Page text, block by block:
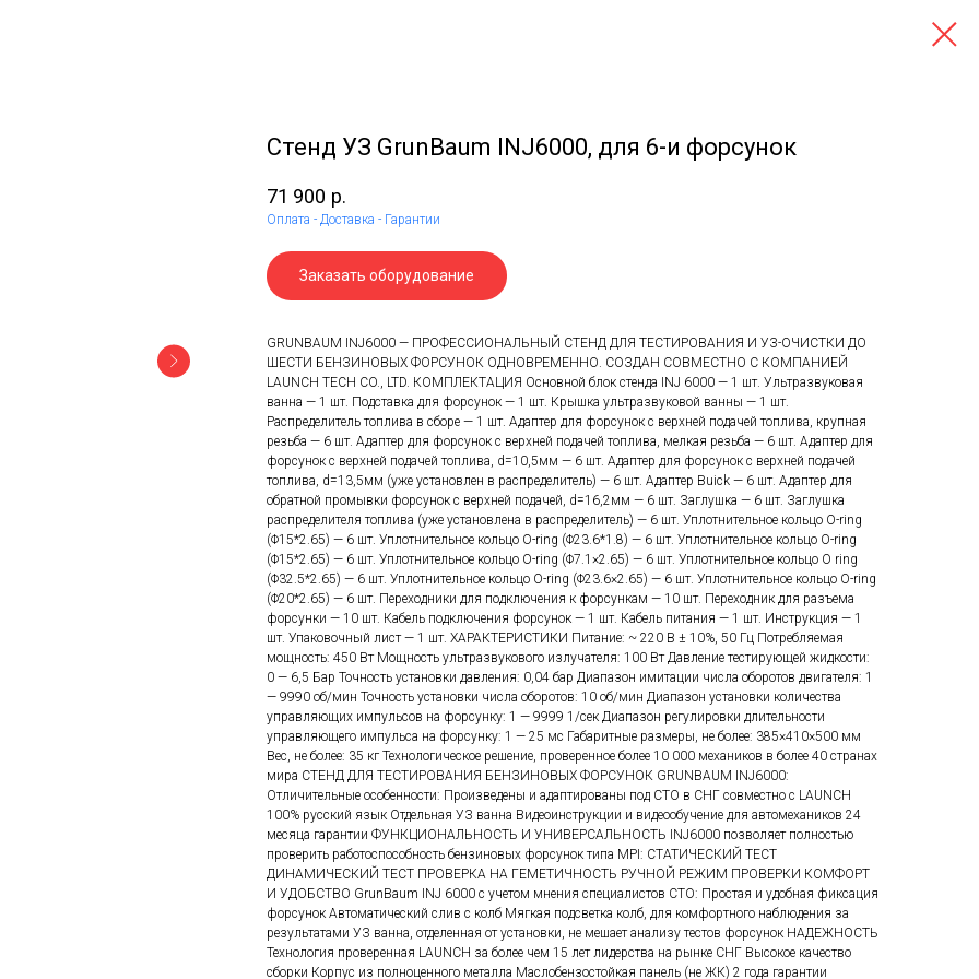
Стенд УЗ GrunBaum INJ6000, для 6-и форсунок
71 900 р.
Оплата - Доставка - Гарантии
Заказать оборудование
GRUNBAUM INJ6000 — ПРОФЕССИОНАЛЬНЫЙ СТЕНД ДЛЯ ТЕСТИРОВАНИЯ И УЗ-ОЧИСТКИ ДО
ШЕСТИ БЕНЗИНОВЫХ ФОРСУНОК ОДНОВРЕМЕННО. СОЗДАН СОВМЕСТНО С КОМПАНИЕЙ
LAUNCH TECH CO., LTD. КОМПЛЕКТАЦИЯ Основной блок стенда INJ 6000 — 1 шт. Ультразвуковая
ванна — 1 шт. Подставка для форсунок — 1 шт. Крышка ультразвуковой ванны — 1 шт.
Распределитель топлива в сборе — 1 шт. Адаптер для форсунок с верхней подачей топлива, крупная
резьба — 6 шт. Адаптер для форсунок с верхней подачей топлива, мелкая резьба — 6 шт. Адаптер для
форсунок с верхней подачей топлива, d=10,5мм — 6 шт. Адаптер для форсунок с верхней подачей
топлива, d=13,5мм (уже установлен в распределитель) — 6 шт. Адаптер Buick — 6 шт. Адаптер для
обратной промывки форсунок с верхней подачей, d=16,2мм — 6 шт. Заглушка — 6 шт. Заглушка
распределителя топлива (уже установлена в распределитель) — 6 шт. Уплотнительное кольцо O-ring
(Φ15*2.65) — 6 шт. Уплотнительное кольцо O-ring (Φ23.6*1.8) — 6 шт. Уплотнительное кольцо O-ring
(Φ15*2.65) — 6 шт. Уплотнительное кольцо O-ring (Φ7.1×2.65) — 6 шт. Уплотнительное кольцо O ring
(Φ32.5*2.65) — 6 шт. Уплотнительное кольцо O-ring (Φ23.6×2.65) — 6 шт. Уплотнительное кольцо O-ring
(Φ20*2.65) — 6 шт. Переходники для подключения к форсункам — 10 шт. Переходник для разъема
форсунки — 10 шт. Кабель подключения форсунок — 1 шт. Кабель питания — 1 шт. Инструкция — 1
шт. Упаковочный лист — 1 шт. ХАРАКТЕРИСТИКИ Питание: ~ 220 В ± 10%, 50 Гц Потребляемая
мощность: 450 Вт Мощность ультразвукового излучателя: 100 Вт Давление тестирующей жидкости:
0 — 6,5 Бар Точность установки давления: 0,04 бар Диапазон имитации числа оборотов двигателя: 1
— 9990 об/мин Точность установки числа оборотов: 10 об/мин Диапазон установки количества
управляющих импульсов на форсунку: 1 — 9999 1/сек Диапазон регулировки длительности
управляющего импульса на форсунку: 1 — 25 мс Габаритные размеры, не более: 385×410×500 мм
Вес, не более: 35 кг Технологическое решение, проверенное более 10 000 механиков в более 40 странах
мира СТЕНД ДЛЯ ТЕСТИРОВАНИЯ БЕНЗИНОВЫХ ФОРСУНОК GRUNBAUM INJ6000:
Отличительные особенности: Произведены и адаптированы под СТО в СНГ совместно с LAUNCH
100% русский язык Отдельная УЗ ванна Видеоинструкции и видеообучение для автомехаников 24
месяца гарантии ФУНКЦИОНАЛЬНОСТЬ И УНИВЕРСАЛЬНОСТЬ INJ6000 позволяет полностью
проверить работоспособность бензиновых форсунок типа MPI: СТАТИЧЕСКИЙ ТЕСТ
ДИНАМИЧЕСКИЙ ТЕСТ ПРОВЕРКА НА ГЕМЕТИЧНОСТЬ РУЧНОЙ РЕЖИМ ПРОВЕРКИ КОМФОРТ
И УДОБСТВО GrunBaum INJ 6000 с учетом мнения специалистов СТО: Простая и удобная фиксация
форсунок Автоматический слив с колб Мягкая подсветка колб, для комфортного наблюдения за
результатами УЗ ванна, отделенная от установки, не мешает анализу тестов форсунок НАДЕЖНОСТЬ
Технология проверенная LAUNCH за более чем 15 лет лидерства на рынке СНГ Высокое качество
сборки Корпус из полноценного металла Маслобензостойкая панель (не ЖК) 2 года гарантии